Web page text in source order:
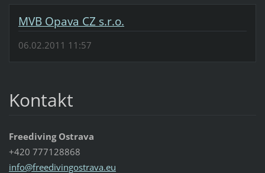
MVB Opava CZ s.r.o.
06.02.2011 11:57
Kontakt
Freediving Ostrava
+420 777128868
info@freedivingostrava.eu